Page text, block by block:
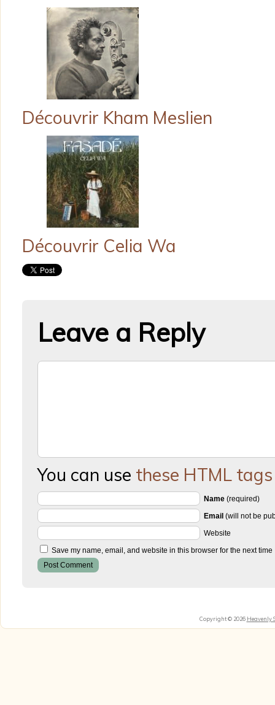
Découvrir Kham Meslien
Découvrir Celia Wa
Leave a Reply
You can use these HTML tags
Name (required)
Email (will not be
Website
Save my name, email, and website in this browser for the next time
Copyright © 2026 Heavenly